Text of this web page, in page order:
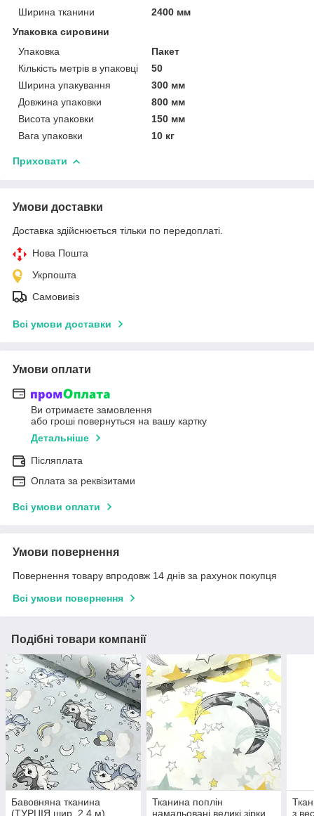
Ширина тканини
2400 мм
Упаковка сировини
Упаковка
Пакет
Кількість метрів в упаковці
50
Ширина упакування
300 мм
Довжина упаковки
800 мм
Висота упаковки
150 мм
Вага упаковки
10 кг
Приховати
Умови доставки
Доставка здійснюється тільки по передоплаті.
Нова Пошта
Укрпошта
Самовивіз
Всі умови доставки
Умови оплати
Ви отримаєте замовлення
або гроші повернуться на вашу картку
Детальніше
Післяплата
Оплата за реквізитами
Всі умови оплати
Умови повернення
Повернення товару впродовж 14 днів за рахунок покупця
Всі умови повернення
Подібні товари компанії
Бавовняна тканина
(ТУРЦІЯ шир. 2,4 м)
Тканина поплін
намальовані великі зірки
з